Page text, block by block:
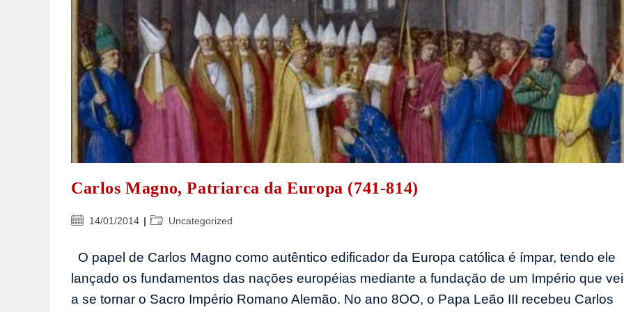
Carlos Magno, Patriarca da Europa (741-814)
Post 14/01/2014
Categoria
Uncategorized
O papel de Carlos Magno como autêntico edificador da Europa católica é ímpar, tendo ele
lançado os fundamentos das nações européias mediante a fundação de um Império que
a se tornar o Sacro Império Romano Alemão. No ano 8OO, o Papa Leão III recebeu Carlos